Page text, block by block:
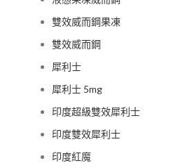
雙效威而鋼果凍
雙效威而鋼
犀利士
犀利士 5mg
印度超級雙效犀利士
印度雙效犀利士
印度紅魔